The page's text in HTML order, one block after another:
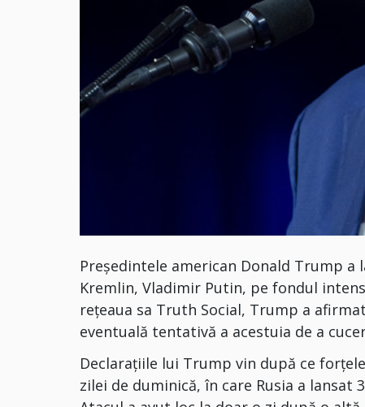
Președintele american Donald Trump
Kremlin, Vladimir Putin, pe fondul
rețeaua sa Truth Social, Trump a
eventuală tentativă a acestuia de a
Declarațiile lui Trump vin după ce
zilei de duminică, în care Rusia a lansat